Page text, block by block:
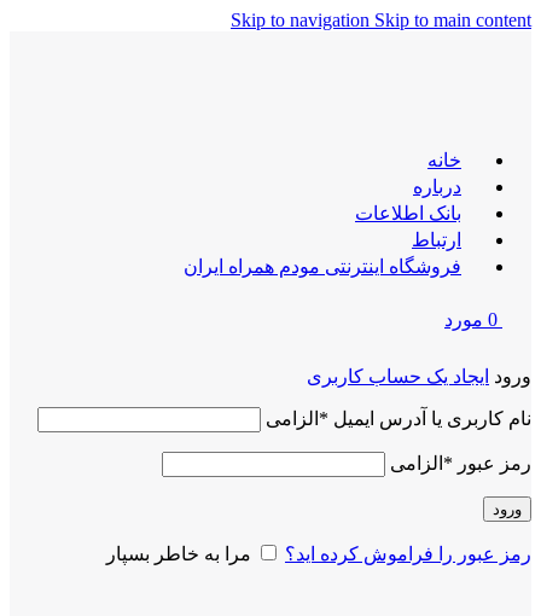
Skip to navigation Skip to main content
خانه
درباره
بانک اطلاعات
ارتباط
فروشگاه اینترنتی مودم همراه ایران
0 مورد
ورود ایجاد یک حساب کاربری
نام کاربری یا آدرس ایمیل * الزامی
رمز عبور * الزامی
ورود
رمز عبور را فراموش کرده اید؟ مرا به خاطر بسپار